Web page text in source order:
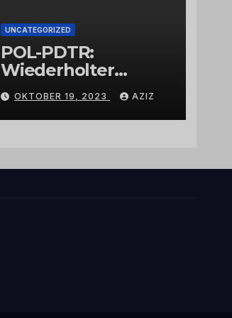
UNCATEGORIZED
POL-PDTR:
Wiederholter
Aufbruch des
Automaten am
Wohnmobilstellplat
OKTOBER 19, 2023 AZIZ